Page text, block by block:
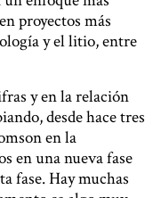
proyectos más
y el litio, entre
y en la relación
desde hace tres
en la
en una nueva fase
fase. Hay muchas